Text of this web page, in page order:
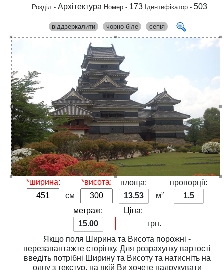
Розділ -Архітектура Номер - 173 Ідентифікатор -503
віддзеркалити чорно-біле сепія
*ширина:
см
*висота:
площа:
13.53
м2
пропорції:
1.5
метраж:
15.00
Ціна:
грн.
Якщо поля Ширина та Висота порожні -
перезавантажте сторінку. Для розрахунку вартості
введіть потрібні Ширинута Висотута натисніть на
одну з текстур, на якій Ви хочете надрукувати